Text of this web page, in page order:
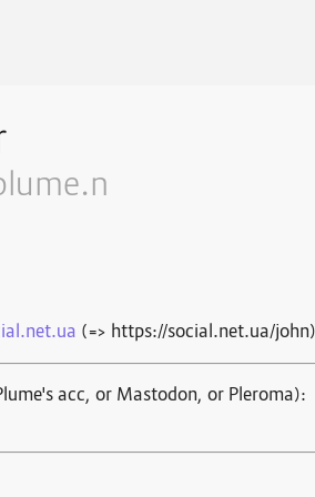
(=> https://social.net.ua/john)
acc, or Mastodon, or Pleroma):